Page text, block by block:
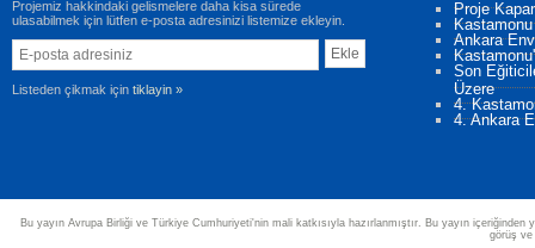
Projemiz hakkindaki gelismelere daha kisa sürede
ulasabilmek için lütfen e-posta adresinizi listemize ekleyin.
Listeden çikmak için tiklayin »
Proje
Kastamonu
Ankara
Son
Üzere
4.
4. Ankara
Bu yayın Avrupa Birliği ve Türkiye Cumhuriyeti'nin mali katkısıyla hazırlanmıştır. Bu yayın
görüş ve